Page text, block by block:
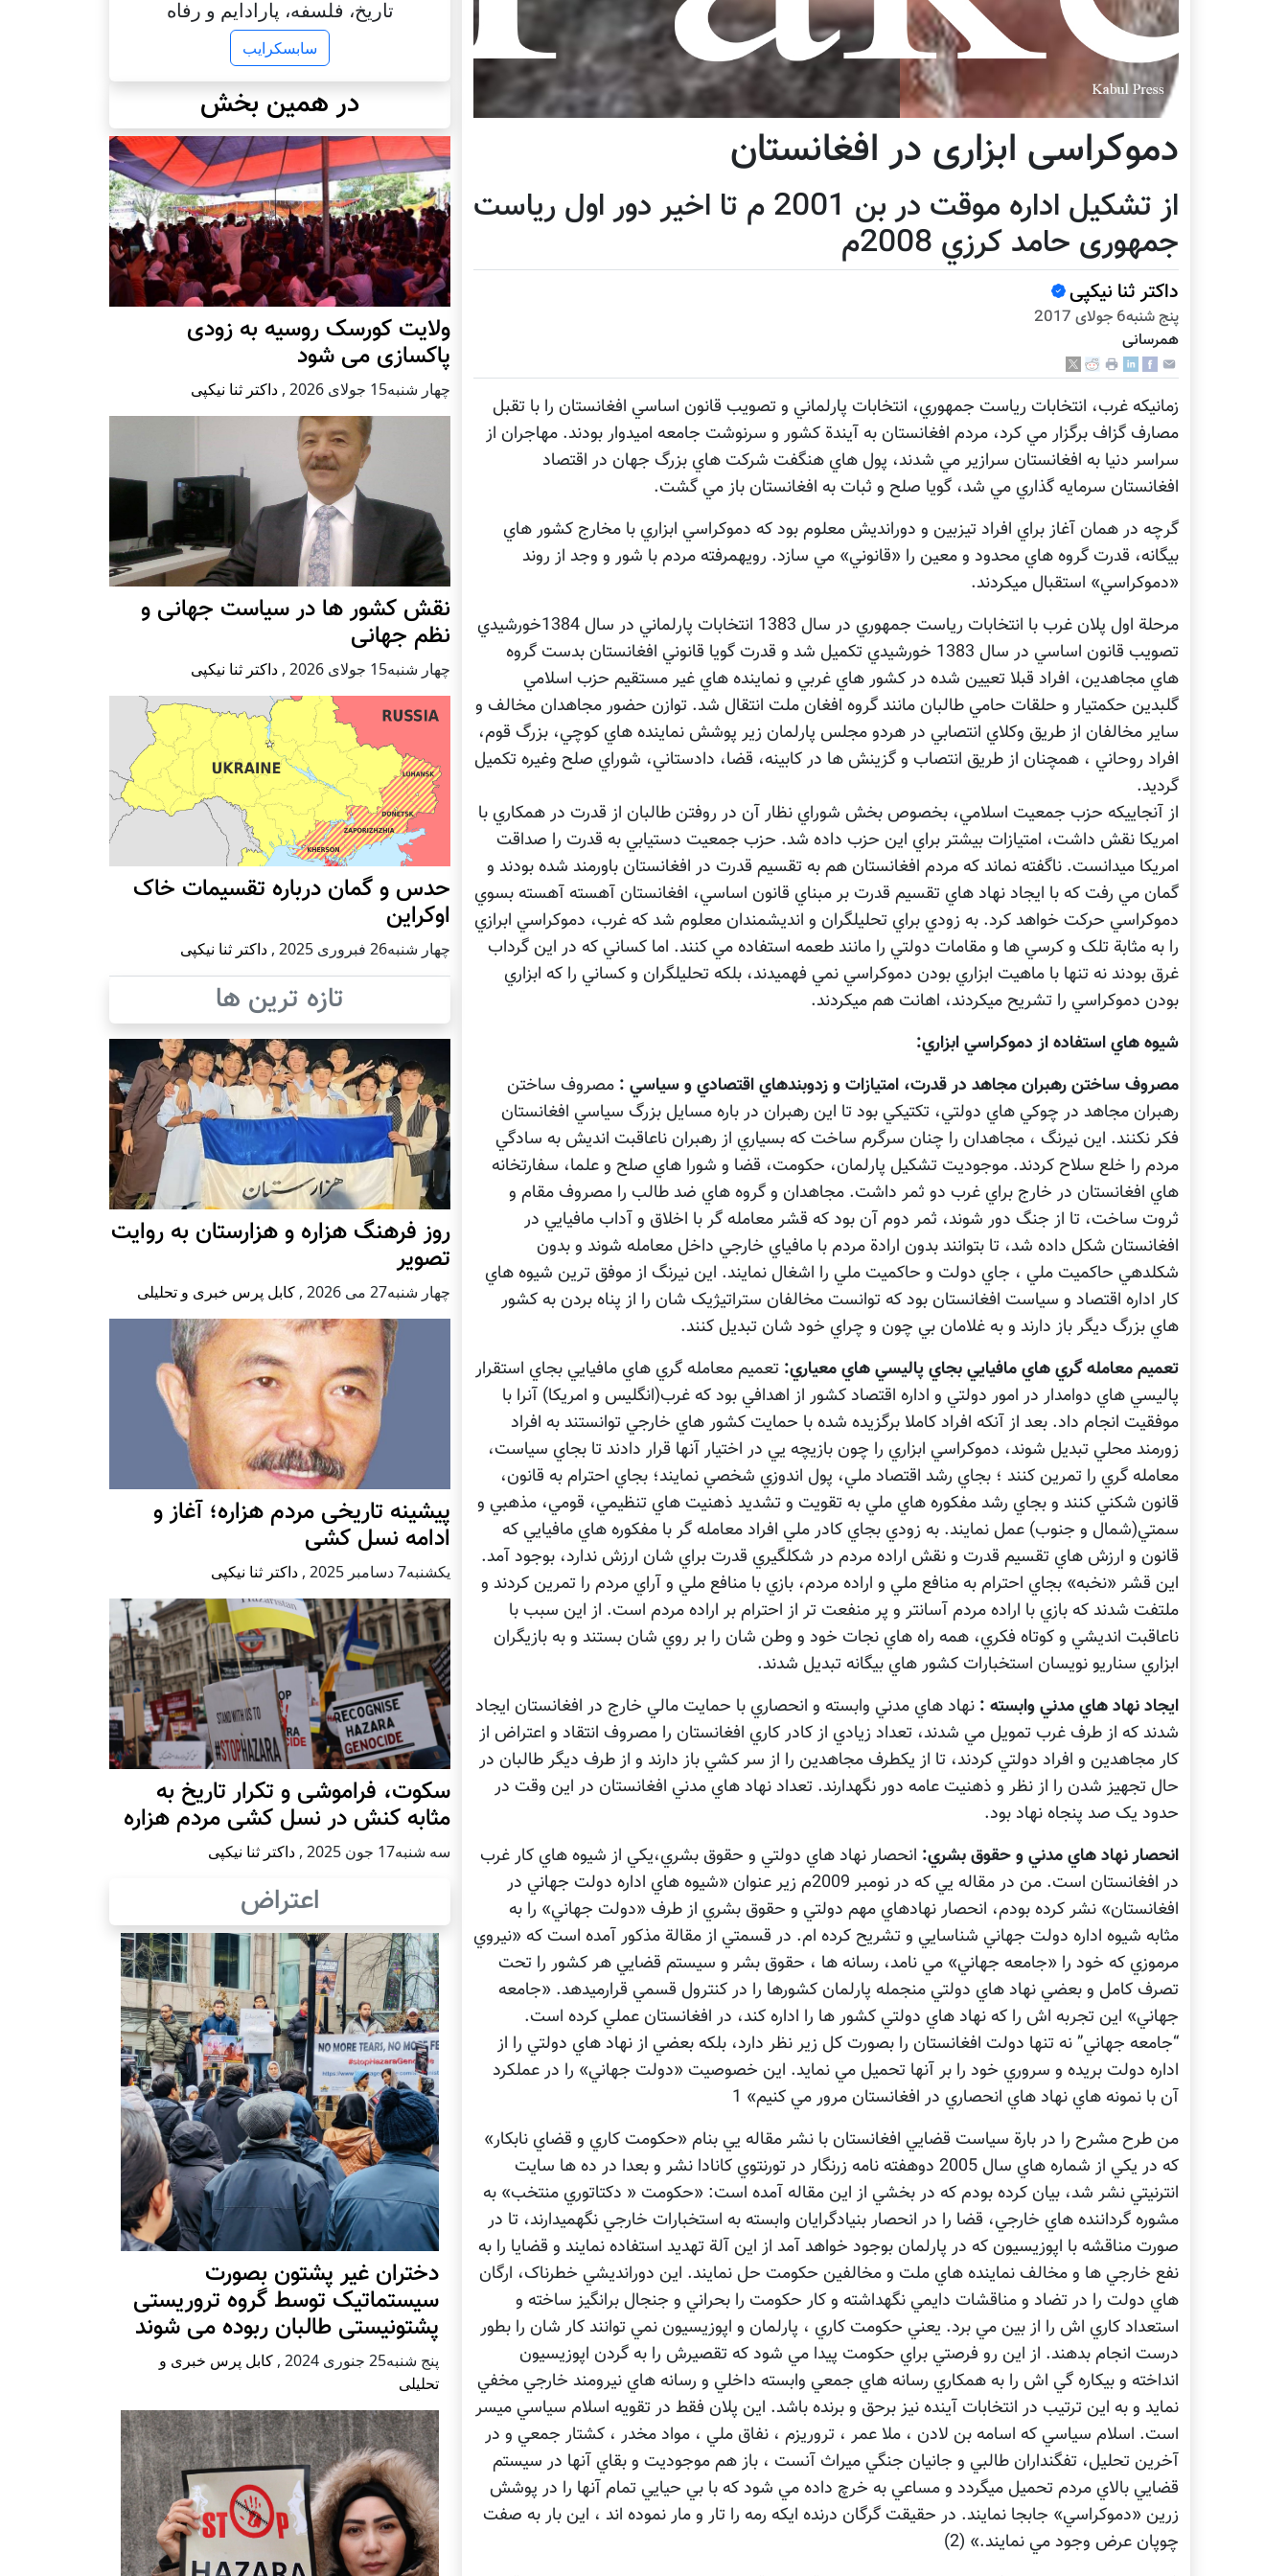
دموکراسی ابزاری در افغانستان
از تشکيل اداره موقت در بن 2001 م تا اخير دور اول رياست
جمهوری حامد کرزي 2008م
داکتر ثنا نیکپی
پنج شنبه6 جولای 2017
همرسانی
زمانيکه غرب، انتخابات رياست جمهوري، انتخابات پارلماني و تصويب قانون اساسي افغانستان را با تقبل
مصارف گزاف برگزار مي کرد، مردم افغانستان به آيندة کشور و سرنوشت جامعه اميدوار بودند. مهاجران از
سراسر دنيا به افغانستان سرازير مي شدند، پول هاي هنگفت شرکت هاي بزرگ جهان در اقتصاد
افغانستان سرمايه گذاري مي شد، گويا صلح و ثبات به افغانستان باز مي گشت.
گرچه در همان آغاز براي افراد تيزبين و دورانديش معلوم بود که دموکراسي ابزاري با مخارج کشور هاي
بيگانه، قدرت گروه هاي محدود و معين را «قانوني» مي سازد. رويهمرفته مردم با شور و وجد از روند
«دموکراسي» استقبال ميکردند.
مرحلة اول پلان غرب با انتخابات رياست جمهوري در سال 1383 انتخابات پارلماني در سال 1384خورشيدي
تصويب قانون اساسي در سال 1383 خورشيدي تکميل شد و قدرت گويا قانوني افغانستان بدست گروه
هاي مجاهدين، افراد قبلا تعيين شده در کشور هاي غربي و نماينده هاي غير مستقيم حزب اسلامي
گلبدين حکمتيار و حلقات حامي طالبان مانند گروه افغان ملت انتقال شد. توازن حضور مجاهدان مخالف و
ساير مخالفان از طريق وکلاي انتصابي در هردو مجلس پارلمان زير پوشش نماينده هاي کوچي، بزرگ قوم،
افراد روحاني ، همچنان از طريق انتصاب و گزينش ها در کابينه، قضا، دادستاني، شوراي صلح وغيره تکميل
گرديد.
از آنجاييکه حزب جمعيت اسلامي، بخصوص بخش شوراي نظار آن در روفتن طالبان از قدرت در همکاري با
امريکا نقش داشت، امتيازات بيشتر براي اين حزب داده شد. حزب جمعيت دستيابي به قدرت را صداقت
امريکا ميدانست. ناگفته نماند که مردم افغانستان هم به تقسيم قدرت در افغانستان باورمند شده بودند و
گمان مي رفت که با ايجاد نهاد هاي تقسيم قدرت بر مبناي قانون اساسي، افغانستان آهسته آهسته بسوي
دموکراسي حرکت خواهد کرد. به زودي براي تحليلگران و انديشمندان معلوم شد که غرب، دموکراسي ابرازي
را به مثابة تلک و کرسي ها و مقامات دولتي را مانند طعمه استفاده مي کنند. اما کساني که در اين گرداب
غرق بودند نه تنها با ماهيت ابزاري بودن دموکراسي نمي فهميدند، بلکه تحليلگران و کساني را که ابزاري
بودن دموکراسي را تشريح ميکردند، اهانت هم ميکردند.
شيوه هاي استفاده از دموکراسي ابزاري:
مصروف ساختن رهبران مجاهد در قدرت، امتيازات و زدوبندهاي اقتصادي و سياسي : مصروف ساختن
رهبران مجاهد در چوکي هاي دولتي، تکتيکي بود تا اين رهبران در باره مسايل بزرگ سياسي افغانستان
فکر نکنند. اين نيرنگ ، مجاهدان را چنان سرگرم ساخت که بسياري از رهبران ناعاقبت انديش به سادگي
مردم را خلع سلاح کردند. موجوديت تشکيل پارلمان، حکومت، قضا و شورا هاي صلح و علما، سفارتخانه
هاي افغانستان در خارج براي غرب دو ثمر داشت. مجاهدان و گروه هاي ضد طالب را مصروف مقام و
ثروت ساخت، تا از جنگ دور شوند، ثمر دوم آن بود که قشر معامله گر با اخلاق و آداب مافيايي در
افغانستان شکل داده شد، تا بتوانند بدون ارادة مردم با مافياي خارجي داخل معامله شوند و بدون
شکلدهي حاکميت ملي ، جاي دولت و حاکميت ملي را اشغال نمايند. اين نيرنگ از موفق ترين شيوه هاي
کار اداره اقتصاد و سياست افغانستان بود که توانست مخالفان ستراتيژيک شان را از پناه بردن به کشور
هاي بزرگ ديگر باز دارند و به غلامان بي چون و چراي خود شان تبديل کنند.
تعميم معامله گري هاي مافيايي بجاي پاليسي هاي معياري: تعميم معامله گري هاي مافيايي بجاي استقرار
پاليسي هاي دوامدار در امور دولتي و اداره اقتصاد کشور از اهدافي بود که غرب(انگليس و امريکا) آنرا با
موفقيت انجام داد. بعد از آنکه افراد کاملا برگزيده شده با حمايت کشور هاي خارجي توانستند به افراد
زورمند محلي تبديل شوند، دموکراسي ابزاري را چون بازيچه يي در اختيار آنها قرار دادند تا بجاي سياست،
معامله گري را تمرين کنند ؛ بجاي رشد اقتصاد ملي، پول اندوزي شخصي نمايند؛ بجاي احترام به قانون،
قانون شکني کنند و بجاي رشد مفکوره هاي ملي به تقويت و تشديد ذهنيت هاي تنظيمي، قومي، مذهبي و
سمتي(شمال و جنوب) عمل نمايند. به زودي بجاي کادر ملي افراد معامله گر با مفکوره هاي مافيايي که
قانون و ارزش هاي تقسيم قدرت و نقش اراده مردم در شکلگيري قدرت براي شان ارزش ندارد، بوجود آمد.
اين قشر «نخبه» بجاي احترام به منافع ملي و اراده مردم، بازي با منافع ملي و آراي مردم را تمرين کردند و
ملتفت شدند که بازي با اراده مردم آسانتر و پر منفعت تر از احترام بر اراده مردم است. از اين سبب با
ناعاقبت انديشي و کوتاه فکري، همه راه هاي نجات خود و وطن شان را بر روي شان بستند و به بازيگران
ابزاري سناريو نويسان استخبارات کشور هاي بيگانه تبديل شدند.
ايجاد نهاد هاي مدني وابسته : نهاد هاي مدني وابسته و انحصاري با حمايت مالي خارج در افغانستان ايجاد
شدند که از طرف غرب تمويل مي شدند، تعداد زيادي از کادر کاري افغانستان را مصروف انتقاد و اعتراض از
کار مجاهدين و افراد دولتي کردند، تا از يکطرف مجاهدين را از سر کشي باز دارند و از طرف ديگر طالبان در
حال تجهيز شدن را از نظر و ذهنيت عامه دور نگهدارند. تعداد نهاد هاي مدني افغانستان در اين وقت در
حدود يک صد پنجاه نهاد بود.
انحصار نهاد هاي مدني و حقوق بشري: انحصار نهاد هاي دولتي و حقوق بشري،يکي از شيوه هاي کار غرب
در افغانستان است. من در مقاله يي که در نومبر 2009م زير عنوان «شيوه هاي اداره دولت جهاني در
افغانستان» نشر کرده بودم، انحصار نهادهاي مهم دولتي و حقوق بشري از طرف «دولت جهاني» را به
مثابه شيوه اداره دولت جهاني شناسايي و تشريح کرده ام. در قسمتي از مقالة مذکور آمده است که «نيروي
مرموزي که خود را «جامعه جهاني» مي نامد، رسانه ها ، حقوق بشر و سيستم قضايي هر کشور را تحت
تصرف کامل و بعضي نهاد هاي دولتي منجمله پارلمان کشورها را در کنترول قسمي قرارميدهد. «جامعه
جهاني» اين تجربه اش را که نهاد هاي دولتي کشور ها را اداره کند، در افغانستان عملي کرده است.
“جامعه جهاني” نه تنها دولت افغانستان را بصورت کل زير نظر دارد، بلکه بعضي از نهاد هاي دولتي را از
اداره دولت بريده و سروري خود را بر آنها تحميل مي نمايد. اين خصوصيت «دولت جهاني» را در عملکرد
آن با نمونه هاي نهاد هاي انحصاري در افغانستان مرور مي کنيم» 1
من طرح مشرح را در بارة سياست قضايي افغانستان با نشر مقاله يي بنام «حکومت کاري و قضاي نابکار»
که در يکي از شماره هاي سال 2005 دوهفته نامه زرنگار در تورنتوي کانادا نشر و بعدا در ده ها سايت
انترنيتي نشر شد، بيان کرده بودم که در بخشي از اين مقاله آمده است: «حکومت « دکتاتوري منتخب» به
مشوره گرداننده هاي خارجي، قضا را در انحصار بنيادگرايان وابسته به استخبارات خارجي نگهميدارند، تا در
صورت مناقشه با اپوزيسيون که در پارلمان بوجود خواهد آمد از اين آلة تهديد استفاده نمايند و قضايا را به
نفع خارجي ها و مخالف نماينده هاي ملت و مخالفين حکومت حل نمايند. اين دورانديشي خطرناک، ارگان
هاي دولت را در تضاد و مناقشات دايمي نگهداشته و کار حکومت را بحراني و جنجال برانگيز ساخته و
استعداد کاري اش را از بين مي برد. يعني حکومت کاري ، پارلمان و اپوزيسيون نمي توانند کار شان را بطور
درست انجام بدهند. از اين رو فرصتي براي حکومت پيدا مي شود که تقصيرش را به گردن اپوزيسيون
انداخته و بيکاره گي اش را به همکاري رسانه هاي جمعي وابسته داخلي و رسانه هاي نيرومند خارجي مخفي
نمايد و به اين ترتيب در انتخابات آينده نيز برحق و برنده باشد. اين پلان فقط در تقويه اسلام سياسي ميسر
است. اسلام سياسي که اسامه بن لادن ، ملا عمر ، تروريزم ، نفاق ملي ، مواد مخدر ، کشتار جمعي و در
آخرين تحليل، تفگنداران طالبي و جانيان جنگي ميراث آنست ، باز هم موجوديت و بقاي آنها در سيستم
قضايي بالاي مردم تحميل ميگردد و مساعي به خرچ داده مي شود که با بي حيايي تمام آنها را در پوشش
زرين «دموکراسي» جابجا نمايند. در حقيقت گرگان درنده ايکه رمه را تار و مار نموده اند ، اين بار به صفت
چوپان عرض وجود مي نمايند.» (2)
تاریخ، فلسفه، پارادایم و رفاه
سابسکرایب
در همین بخش
ولایت کورسک روسیه به زودی
پاکسازی می شود
چهار شنبه15 جولای 2026 , داکتر ثنا نیکپی
نقش کشور ها در سیاست جهانی و
نظم جهانی
چهار شنبه15 جولای 2026 , داکتر ثنا نیکپی
حدس و گمان درباره تقسیمات خاک
اوکراین
چهار شنبه26 فبروری 2025 , داکتر ثنا نیکپی
تازه ترین ها
روز فرهنگ هزاره و هزارستان به روایت
تصویر
چهار شنبه27 می 2026 , کابل پرس خبری و تحلیلی
پيشينه تاريخی مردم هزاره؛ آغاز و
ادامه نسل کشی
يكشنبه7 دسامبر 2025 , داکتر ثنا نیکپی
سکوت، فراموشی و تکرار تاريخ به
مثابه کنش در نسل کشی مردم هزاره
سه شنبه17 جون 2025 , داکتر ثنا نیکپی
اعتراض
دختران غیر پشتون بصورت
سیستماتیک توسط گروه تروریستی
پشتونیستی طالبان ربوده می شوند
پنج شنبه25 جنوری 2024 , کابل پرس خبری و
تحلیلی